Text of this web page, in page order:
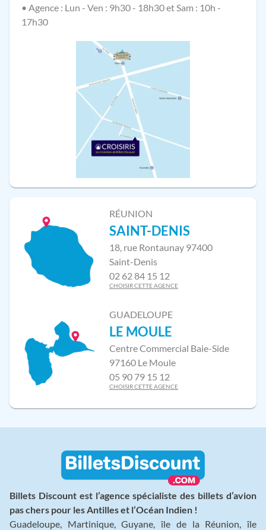
• Agence : Lun - Ven : 9h30 - 18h30 et Sam : 10h -
17h30
RÉUNION
SAINT-DENIS
18, rue Rontaunay 97400
Saint-Denis
02 62 84 15 12
CHOISIR CETTE AGENCE
GUADELOUPE
LE MOULE
Centre Commercial Baie-Side
97160 Le Moule
05 90 79 15 12
CHOISIR CETTE AGENCE
Billets Discount est l’agence spécialiste des billets d’avion
pas chers pour les Antilles et l’Océan Indien !
Guadeloupe, Martinique, Guyane, île de la Réunion, île